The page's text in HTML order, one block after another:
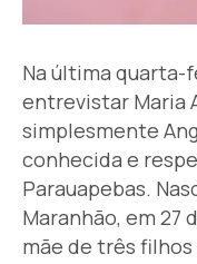
Na última quarta-
entrevistar Maria
simplesmente
conhecida e
Parauapebas.
Maranhão, em 27
mãe de três